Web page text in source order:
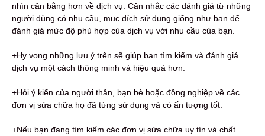
nhìn cân bằng hơn về dịch vụ. Cân nhắc các đánh giá từ những
người dùng có nhu cầu, mục đích sử dụng giống như bạn để
đánh giá mức độ phù hợp của dịch vụ với nhu cầu của bạn.
+Hy vọng những lưu ý trên sẽ giúp bạn tìm kiếm và đánh giá
dịch vụ một cách thông minh và hiệu quả hơn.
+Hỏi ý kiến ​​của người thân, bạn bè hoặc đồng nghiệp về các
đơn vị sửa chữa họ đã từng sử dụng và có ấn tượng tốt.
+Nếu bạn đang tìm kiếm các đơn vị sửa chữa uy tín và chất